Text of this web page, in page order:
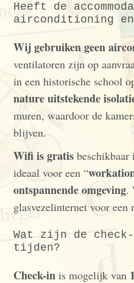
Heeft de
airconditioning
Wij gebruiken geen
ventilatoren zijn op
in een historische school
nature uitstekende
muren, waardoor de
blijven.
Wifi is gratis beschikbaar
ideaal voor een “
ontspannende omgeving.
glasvezelinternet voor
Wat zijn de
tijden?
Check-in is mogelijk van